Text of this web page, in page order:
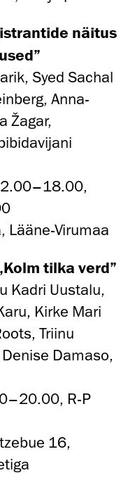
näitus
Syed Sachal
Anna-
Žagar,
Lääne-Virumaa
tilka verd”
Kadri Uustalu,
Kirke Mari
Triinu
Damaso,
R-P
16,